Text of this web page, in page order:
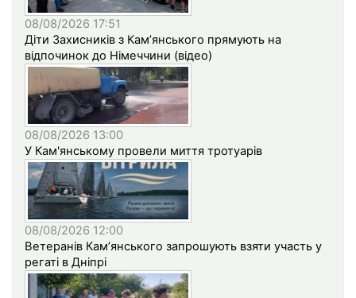
08/08/2026 17:51
Діти Захисників з Кам’янського прямують на
відпочинок до Німеччини (відео)
08/08/2026 13:00
У Кам'янському провели миття тротуарів
08/08/2026 12:00
Ветеранів Кам’янського запрошують взяти участь у
регаті в Дніпрі